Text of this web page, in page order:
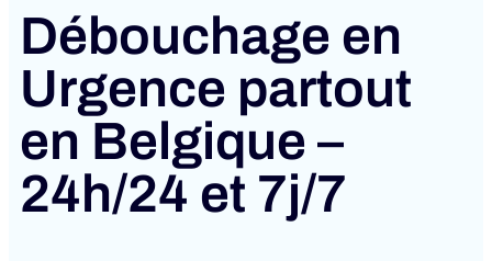
Débouchage en
Urgence partout
en Belgique –
24h/24 et 7j/7